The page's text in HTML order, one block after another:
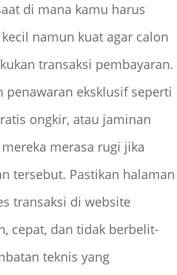
di mana kamu harus
namun kuat agar calon
transaksi pembayaran.
penawaran eksklusif seperti
ongkir, atau jaminan
merasa rugi jika
tersebut. Pastikan halaman
transaksi di website
cepat, dan tidak berbelit-
teknis yang